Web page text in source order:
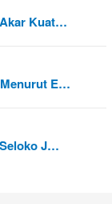
Kuat…
E…
J…